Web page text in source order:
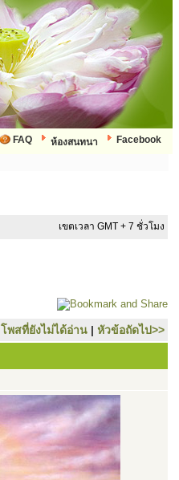
Facebook
ห้องสนทนา
FAQ
เขตเวลา GMT + 7 ชั่วโมง
โพสที่ยังไม่ได้อ่าน | หัวข้อถัดไป>>